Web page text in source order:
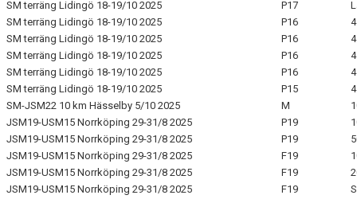
SM terräng Lidingö 18-19/10 2025
P17
SM terräng Lidingö 18-19/10 2025
P16
SM terräng Lidingö 18-19/10 2025
P16
SM terräng Lidingö 18-19/10 2025
P16
SM terräng Lidingö 18-19/10 2025
P16
SM terräng Lidingö 18-19/10 2025
P15
SM-JSM22 10 km Hässelby 5/10 2025
M
JSM19-USM15 Norrköping 29-31/8 2025
P19
JSM19-USM15 Norrköping 29-31/8 2025
P19
JSM19-USM15 Norrköping 29-31/8 2025
F19
JSM19-USM15 Norrköping 29-31/8 2025
F19
JSM19-USM15 Norrköping 29-31/8 2025
F19